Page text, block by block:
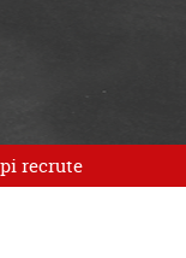
recrute